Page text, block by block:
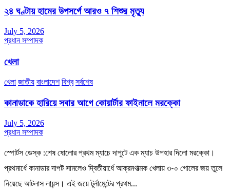
২৪ ঘণ্টায় হামের উপসর্গে আরও ৭ শিশুর মৃত্যু
July 5, 2026
প্রধান সম্পাদক
খেলা
খেলা জাতীয় বাংলাদেশ বিশ্ব সর্বশেষ
কানাডাকে হারিয়ে সবার আগে কোয়ার্টার ফাইনালে মরক্কো
July 5, 2026
প্রধান সম্পাদক
স্পোর্টস ডেস্ক :শেষ ষোলোর প্রথম ম্যাচে দাপুটে এক ম্যাচ উপহার দিলো মরক্কো।
প্রথমার্ধে কানাডার দাপট সামলেও দ্বিতীয়ার্ধে আক্রমণাত্মক খেলায় ৩-০ গোলের জয় তুলে
নিয়েছে আটলাস লায়ন্স। এই জয়ে টুর্নামেন্টের প্রথম…